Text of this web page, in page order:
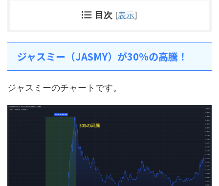
目次 [表示]
ジャスミー（JASMY）が30%の高騰！
ジャスミーのチャートです。